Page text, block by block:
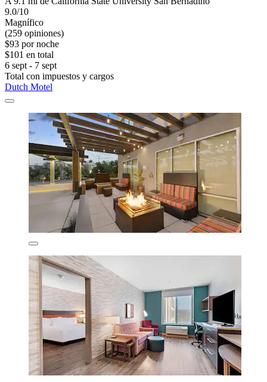
9.0/10
Magnífico
(259 opiniones)
$93 por noche
$101 en total
6 sept - 7 sept
Total con impuestos y cargos
Dutch Motel